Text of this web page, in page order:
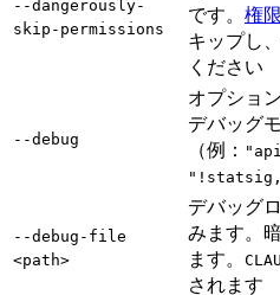
--dangerously-
skip-permissions
です。 権
キップし
ください
--debug
オプショ
デバッグ
（例：
--debug-file
<path>
デバッグ
みます。
ます。
されます